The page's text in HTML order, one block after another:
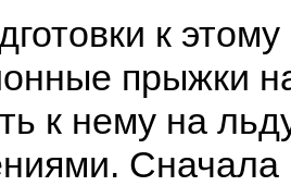
к
прыжки
к нему на
Сначала